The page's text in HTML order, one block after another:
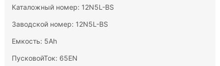
Каталожный номер: 12N5L-BS
Заводской номер: 12N5L-BS
Емкость: 5Ah
ПусковойТок: 65EN